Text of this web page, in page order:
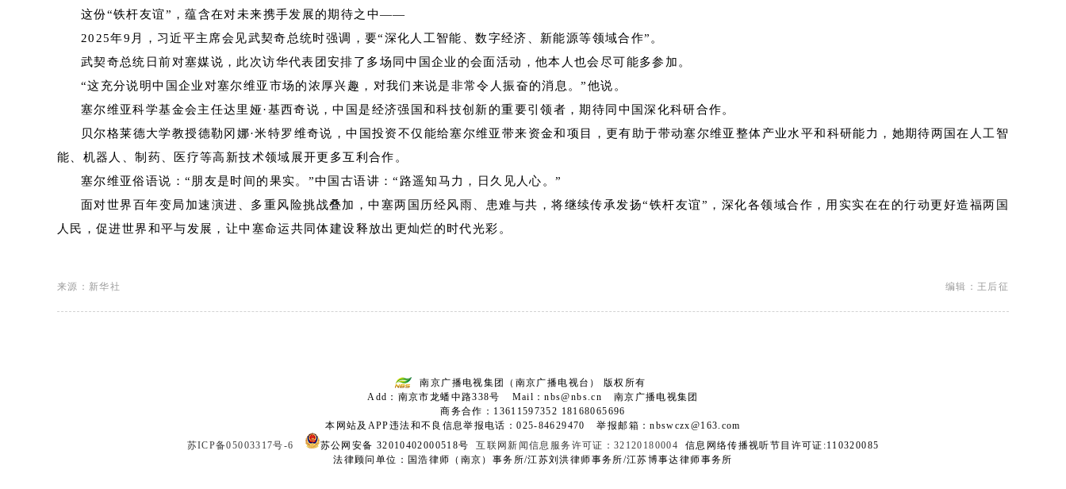
这份“铁杆友谊”，蕴含在对未来携手发展的期待之中——
2025年9月，习近平主席会见武契奇总统时强调，要“深化人工智能、数字经济、新能源等领域合作”。
武契奇总统日前对塞媒说，此次访华代表团安排了多场同中国企业的会面活动，他本人也会尽可能多参加。
“这充分说明中国企业对塞尔维亚市场的浓厚兴趣，对我们来说是非常令人振奋的消息。”他说。
塞尔维亚科学基金会主任达里娅·基西奇说，中国是经济强国和科技创新的重要引领者，期待同中国深化科研合作。
贝尔格莱德大学教授德勒冈娜·米特罗维奇说，中国投资不仅能给塞尔维亚带来资金和项目，更有助于带动塞尔维亚整体产业水平和科研能力，她期待两国在人工智
能、机器人、制药、医疗等高新技术领域展开更多互利合作。
塞尔维亚俗语说：“朋友是时间的果实。”中国古语讲：“路遥知马力，日久见人心。”
面对世界百年变局加速演进、多重风险挑战叠加，中塞两国历经风雨、患难与共，将继续传承发扬“铁杆友谊”，深化各领域合作，用实实在在的行动更好造福两国
人民，促进世界和平与发展，让中塞命运共同体建设释放出更灿烂的时代光彩。
来源：新华社 编辑：王后征
南京广播电视集团（南京广播电视台） 版权所有
Add：南京市龙蟠中路338号 Mail：nbs@nbs.cn 南京广播电视集团
商务合作：13611597352 18168065696
本网站及APP违法和不良信息举报电话：025-84629470 举报邮箱：nbswczx@163.com
苏ICP备05003317号-6
苏公网安备 32010402000518号互联网新闻信息服务许可证：32120180004 信息网络传播视听节目许可证:110320085
法律顾问单位：国浩律师（南京）事务所/江苏刘洪律师事务所/江苏博事达律师事务所